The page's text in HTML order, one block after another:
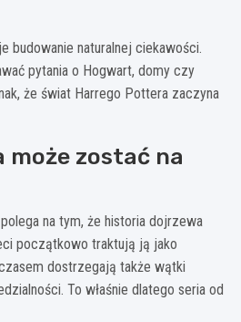
budowanie naturalnej ciekawości.
pytania o Hogwart, domy czy
że świat Harrego Pottera zaczyna
może zostać na
na tym, że historia dojrzewa
początkowo traktują ją jako
dostrzegają także wątki
To właśnie dlatego seria od